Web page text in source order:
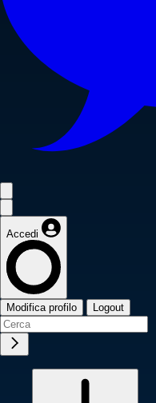
Accedi
Modifica profilo Logout